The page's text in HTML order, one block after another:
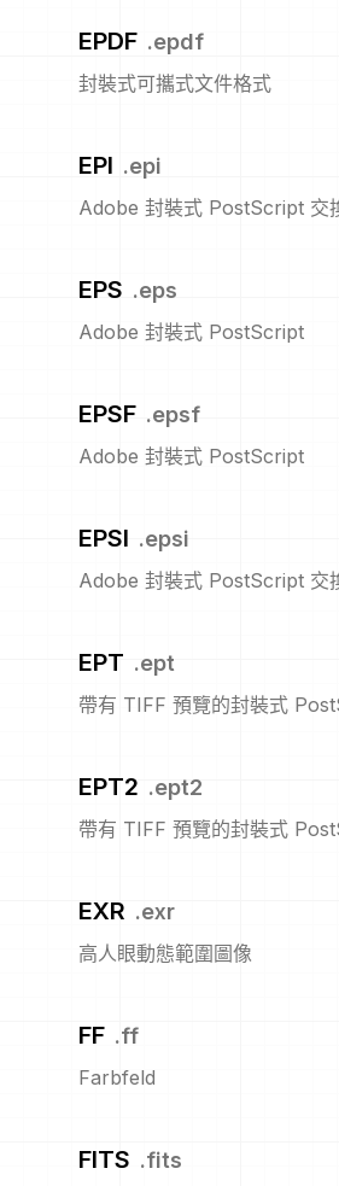
EPDF .epdf
封裝式可攜式文件格式
EPI .epi
Adobe 封裝式 PostScript 交
EPS .eps
Adobe 封裝式 PostScript
EPSF .epsf
Adobe 封裝式 PostScript
EPSI .epsi
Adobe 封裝式 PostScript 交
EPT .ept
帶有 TIFF 預覽的封裝式
EPT2 .ept2
帶有 TIFF 預覽的封裝式
EXR .exr
高人眼動態範圍圖像
FF .ff
Farbfeld
FITS .fits